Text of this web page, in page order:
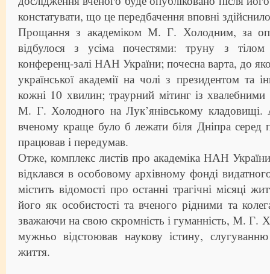
констатувати, що це передбачення вповні
Прощання з академіком М. Г. Холодним, за
відбулося з усіма почестями: труну з
конференц-залі НАН України; почесна варта, до
української академії на чолі з президентом та
кожні 10 хвилин; траурний мітинг із
М. Г. Холодного на Лук’янівському
вченому краще було б лежати біля Дніпра серед
працював і передумав.
Отже, комплекс листів про академіка НАН
відклався в особовому архівному фонді
містить відомості про останні трагічні місяці
його як особистості та вченого рідними та
зважаючи на свою скромність і гуманність, М. Г.
мужньо відстоював наукову істину,
життя.